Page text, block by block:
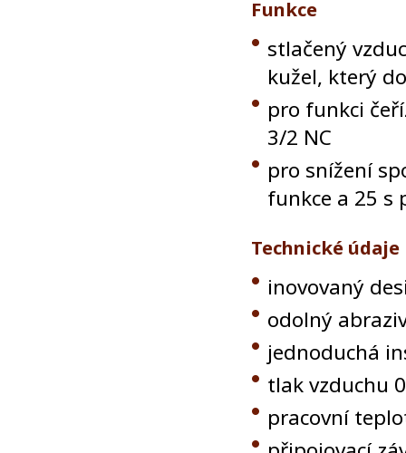
Funkce
stlačený
kužel, který
pro funkci
3/2 NC
pro snížení
funkce a 25 s
Technické údaje
inovovaný
odolný
jednoduchá
tlak vzduchu
pracovní